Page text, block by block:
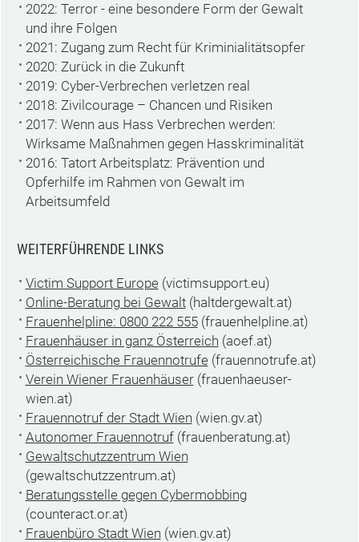
2022: Terror - eine besondere Form der Gewalt
und ihre Folgen
2021: Zugang zum Recht für Kriminialitätsopfer
2020: Zurück in die Zukunft
2019: Cyber-Verbrechen verletzen real
2018: Zivilcourage – Chancen und Risiken
2017: Wenn aus Hass Verbrechen werden:
Wirksame Maßnahmen gegen Hasskriminalität
2016: Tatort Arbeitsplatz: Prävention und
Opferhilfe im Rahmen von Gewalt im
Arbeitsumfeld
WEITERFÜHRENDE LINKS
Victim Support Europe(victimsupport.eu)
Online-Beratung bei Gewalt(haltdergewalt.at)
Frauenhelpline: 0800 222 555(frauenhelpline.at)
Frauenhäuser in ganz Österreich (aoef.at)
Österreichische Frauennotrufe(frauennotrufe.at)
Verein Wiener Frauenhäuser(frauenhaeuser-
wien.at)
Frauennotruf der Stadt Wien (wien.gv.at)
Autonomer Frauennotruf(frauenberatung.at)
Gewaltschutzzentrum Wien
(gewaltschutzzentrum.at)
Beratungsstelle gegen Cybermobbing
(counteract.or.at)
Frauenbüro Stadt Wien (wien.gv.at)